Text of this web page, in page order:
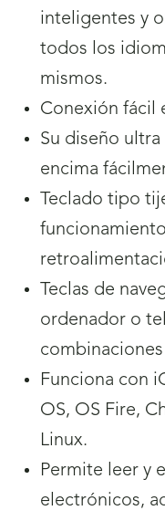
inteligentes y
todos los
mismos.
Conexión fácil
Su diseño
encima
Teclado tipo
Teclas de
ordenador o
Funciona con
OS, OS Fire,
Linux.
Permite leer y
electrónicos,